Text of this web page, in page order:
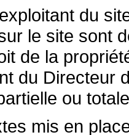
du
le site sont
de la
du Directeur
ou
mis en